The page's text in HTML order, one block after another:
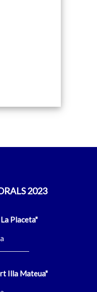
2023
Placeta"
Illa Mateua"